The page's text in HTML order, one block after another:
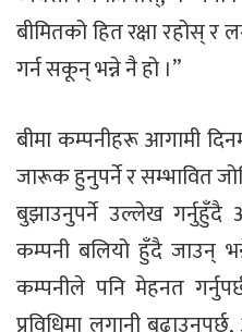
बीमितको हित रक्षा रहोस् र
गर्न सकून् भन्ने नै हो ।”
बीमा कम्पनीहरू आगामी
जारूक हुनुपर्ने र सम्भावित
बुझाउनुपर्ने उल्लेख गर्नुहुँदै
कम्पनी बलियो हुँदै जाउन्
कम्पनीले पनि मेहनत